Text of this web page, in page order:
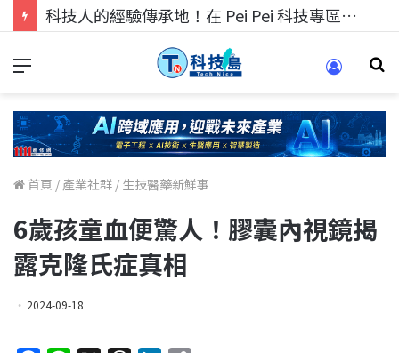
科技人的經驗傳承地！在 Pei Pei 科技專區，與學弟妹交流最硬核的技術
首頁 / 產業社群 / 生技醫藥新鮮事
6歲孩童血便驚人！膠囊內視鏡揭
露克隆氏症真相
2024-09-18